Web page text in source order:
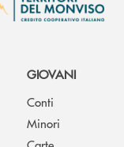
GIOVANI
Conti
Minori